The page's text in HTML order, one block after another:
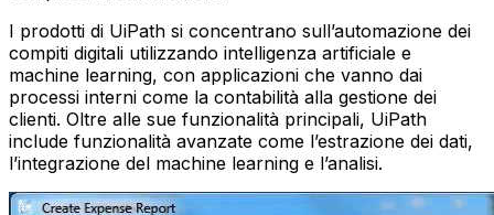
I prodotti di UiPath si concentrano sull’automazione dei
compiti digitali utilizzando intelligenza artificiale e
machine learning, con applicazioni che vanno dai
processi interni come la contabilità alla gestione dei
clienti. Oltre alle sue funzionalità principali, UiPath
include funzionalità avanzate come l’estrazione dei dati,
l’integrazione del machine learning e l’analisi.